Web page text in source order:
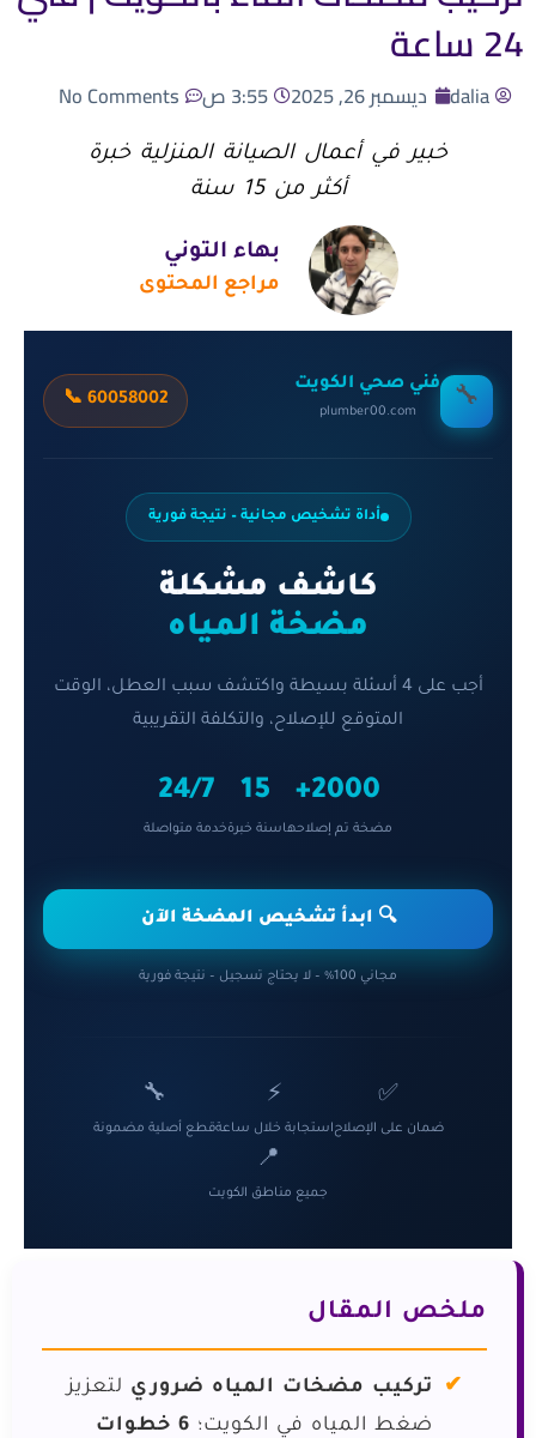
24 ساعة
dalia ديسمبر 26, 2025 3:55 ص No Comments
خبير في أعمال الصيانة المنزلية خبرة
أكثر من 15 سنة
بهاء التوني
مراجع المحتوى
🔧
فني صحي الكويت
plumber00.com
📞 60058002
أداة تشخيص مجانية – نتيجة فورية
كاشف مشكلة
مضخة المياه
أجب على 4 أسئلة بسيطة واكتشف سبب العطل، الوقت
المتوقع للإصلاح، والتكلفة التقريبية
2000+
مضخة تم إصلاحها
15
سنة خبرة
24/7
خدمة متواصلة
🔍 ابدأ تشخيص المضخة الآن
مجاني 100% – لا يحتاج تسجيل – نتيجة فورية
✅
ضمان على الإصلاح
⚡
استجابة خلال ساعة
🔧
قطع أصلية مضمونة
📍
جميع مناطق الكويت
ملخص المقال
تركيب مضخات المياه ضروري لتعزيز
ضغط المياه في الكويت؛
6 خطوات